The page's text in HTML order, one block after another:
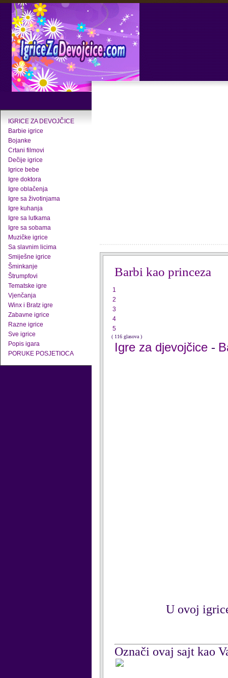
IGRICE ZA DEVOJČICE
Barbie igrice
Bojanke
Crtani filmovi
Dečije igrice
Igrice bebe
Igre doktora
Igre oblačenja
Igre sa životinjama
Igre kuhanja
Igre sa lutkama
Igre sa sobama
Muzičke igrice
Sa slavnim licima
Smiješne igrice
Šminkanje
Štrumpfovi
Tematske igre
Vjenčanja
Winx i Bratz igre
Zabavne igrice
Razne igrice
Sve igrice
Popis igara
PORUKE POSJETIOCA
Barbi kao princeza
1
2
3
4
5
( 116 glasova )
Igre za djevojčice -
U ovoj
Označi ovaj sajt kao